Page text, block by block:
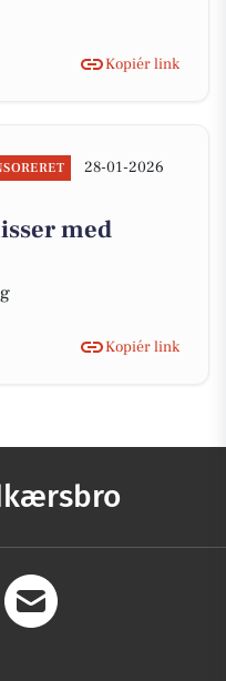
Kopiér link
28-01-2026
med
Kopiér link